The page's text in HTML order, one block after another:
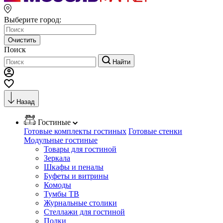
Выберите город:
Очистить
Поиск
Найти
Назад
Гостиные
Готовые комплекты гостиных Готовые стенки
Модульные гостиные
Товары для гостиной
Зеркала
Шкафы и пеналы
Буфеты и витрины
Комоды
Тумбы ТВ
Журнальные столики
Стеллажи для гостиной
Полки